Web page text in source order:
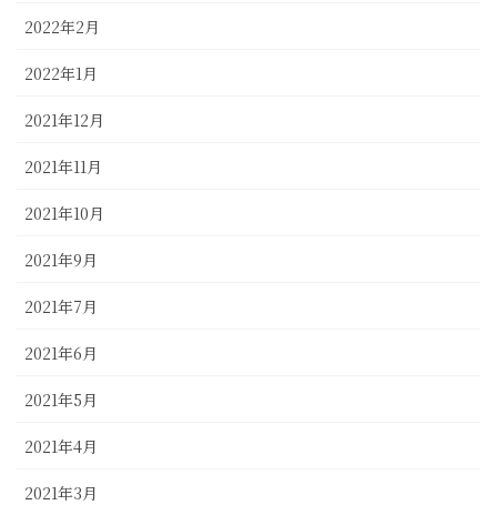
2022年2月
2022年1月
2021年12月
2021年11月
2021年10月
2021年9月
2021年7月
2021年6月
2021年5月
2021年4月
2021年3月